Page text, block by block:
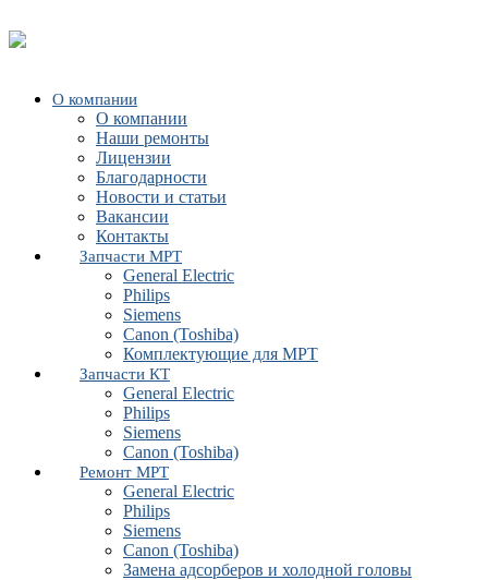
О компании
О компании
Наши ремонты
Лицензии
Благодарности
Новости и статьи
Вакансии
Контакты
Запчасти МРТ
General Electric
Philips
Siemens
Canon (Toshiba)
Комплектующие для МРТ
Запчасти КТ
General Electric
Philips
Siemens
Canon (Toshiba)
Ремонт МРТ
General Electric
Philips
Siemens
Canon (Toshiba)
Замена адсорберов и холодной головы